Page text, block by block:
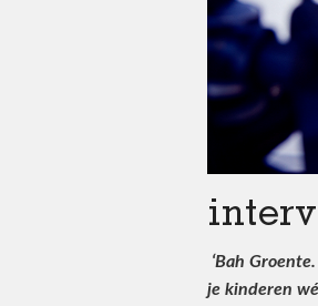
‘Bah
je kinderen